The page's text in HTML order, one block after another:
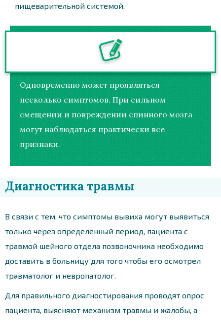
пищеварительной системой.
Одновременно может проявляться
несколько симптомов. При сильном
смещении и повреждении спинного мозга
могут наблюдаться практически все
признаки.
Диагностика травмы
В связи с тем, что симптомы вывиха могут выявиться
только через определенный период, пациента с
травмой шейного отдела позвоночника необходимо
доставить в больницу для того чтобы его осмотрел
травматолог и невропатолог.
Для правильного диагностирования проводят опрос
пациента, выясняют механизм травмы и жалобы, а